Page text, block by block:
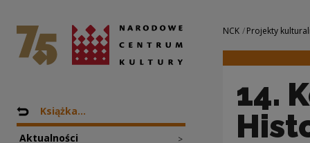
14. Konkurs
National Centre for Culture Poland
Nawigacja
Back to: Projekty
Książka...
Aktualności >
Navigation
NCK Projekty
14.